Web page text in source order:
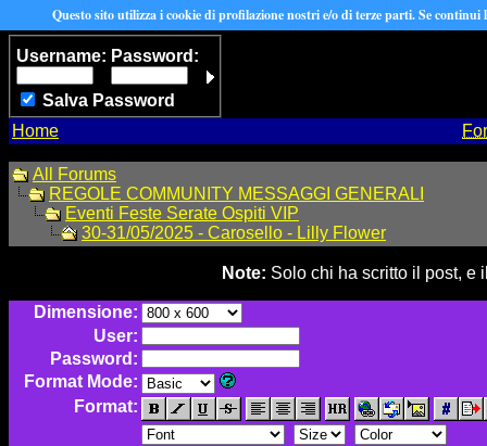
Username: Password:
Salva Password
Home
All Forums
REGOLE COMMUNITY MESSAGGI GENERALI
Eventi Feste Serate Ospiti VIP
30-31/05/2025 - Carosello - Lilly Flower
Note: Solo chi ha scritto il post, e
Dimensione:
User:
Password:
Format Mode:
Format:
Questo sito utilizza i cookie di profilazione nostri e/o di terze parti. Se continui